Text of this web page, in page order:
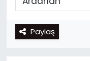
Paylaş
Spor
Tüm
Son Dakika